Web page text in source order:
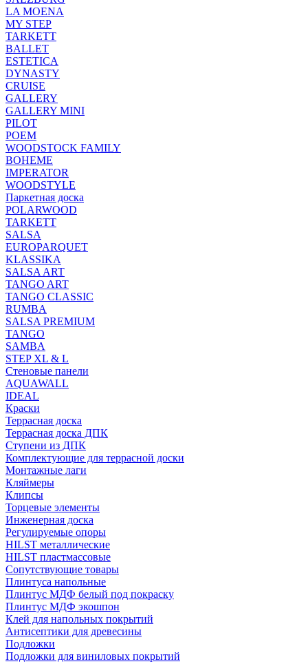
LA MOENA
MY STEP
TARKETT
BALLET
ESTETICA
DYNASTY
CRUISE
GALLERY
GALLERY MINI
PILOT
POEM
WOODSTOCK FAMILY
BOHEME
IMPERATOR
WOODSTYLE
Паркетная доска
POLARWOOD
TARKETT
SALSA
EUROPARQUET
KLASSIKA
SALSA ART
TANGO ART
TANGO CLASSIC
RUMBA
SALSA PREMIUM
TANGO
SAMBA
STEP XL & L
Стеновые панели
AQUAWALL
IDEAL
Краски
Террасная доска
Террасная доска ДПК
Ступени из ДПК
Комплектующие для террасной доски
Монтажные лаги
Кляймеры
Клипсы
Торцевые элементы
Инженерная доска
Регулируемые опоры
HILST металлические
HILST пластмассовые
Сопутствующие товары
Плинтуса напольные
Плинтус МДФ белый под покраску
Плинтус МДФ экошпон
Клей для напольных покрытий
Антисептики для древесины
Подложки
Подложки для виниловых покрытий